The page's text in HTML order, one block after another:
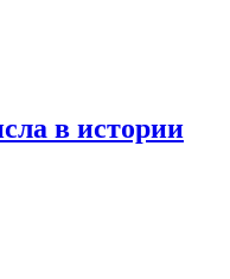
в истории